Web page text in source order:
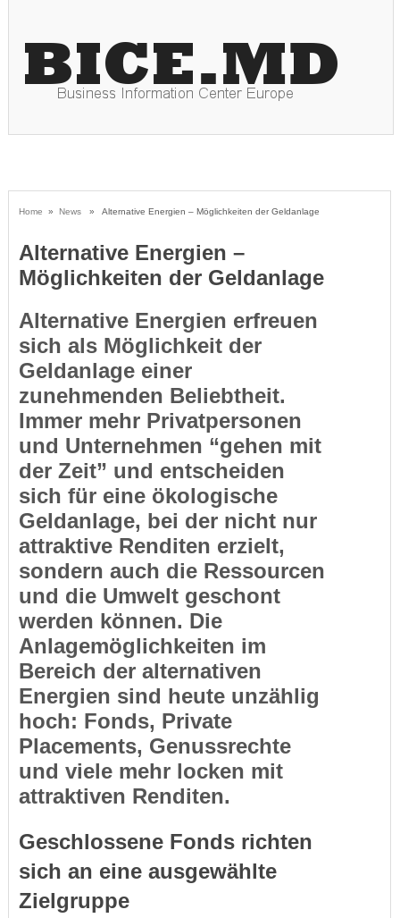
Home » News» Alternative Energien – Möglichkeiten der Geldanlage
Alternative Energien –
Möglichkeiten der Geldanlage
Alternative Energien erfreuen
sich als Möglichkeit der
Geldanlage einer
zunehmenden Beliebtheit.
Immer mehr Privatpersonen
und Unternehmen “gehen mit
der Zeit” und entscheiden
sich für eine ökologische
Geldanlage, bei der nicht nur
attraktive Renditen erzielt,
sondern auch die Ressourcen
und die Umwelt geschont
werden können. Die
Anlagemöglichkeiten im
Bereich der alternativen
Energien sind heute unzählig
hoch: Fonds, Private
Placements, Genussrechte
und viele mehr locken mit
attraktiven Renditen.
Geschlossene Fonds richten
sich an eine ausgewählte
Zielgruppe